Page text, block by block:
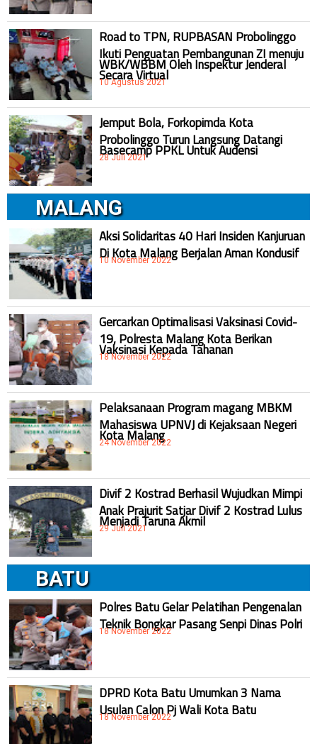
Road to TPN, RUPBASAN Probolinggo
Ikuti Penguatan Pembangunan ZI menuju
WBK/WBBM Oleh Inspektur Jenderal
Secara Virtual
10 Agustus 2021
Jemput Bola, Forkopimda Kota
Probolinggo Turun Langsung Datangi
Basecamp PPKL Untuk Audensi
28 Juli 2021
MALANG
Aksi Solidaritas 40 Hari Insiden Kanjuruan
Di Kota Malang Berjalan Aman Kondusif
10 November 2022
Gercarkan Optimalisasi Vaksinasi Covid-
19, Polresta Malang Kota Berikan
Vaksinasi Kepada Tahanan
18 November 2022
Pelaksanaan Program magang MBKM
Mahasiswa UPNVJ di Kejaksaan Negeri
Kota Malang
24 November 2022
Divif 2 Kostrad Berhasil Wujudkan Mimpi
Anak Prajurit Satjar Divif 2 Kostrad Lulus
Menjadi Taruna Akmil
29 Juli 2021
BATU
Polres Batu Gelar Pelatihan Pengenalan
Teknik Bongkar Pasang Senpi Dinas Polri
18 November 2022
DPRD Kota Batu Umumkan 3 Nama
Usulan Calon Pj Wali Kota Batu
18 November 2022